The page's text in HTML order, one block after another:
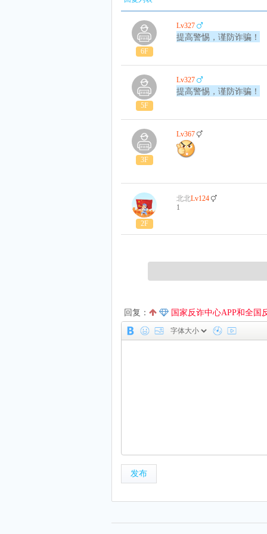
6F
Lv327
提高警惕，谨防诈骗！
5F
Lv327
提高警惕，谨防诈骗！
3F
Lv367
2F
北北Lv124
1
回复： 国家反诈中心APP和全国
发布